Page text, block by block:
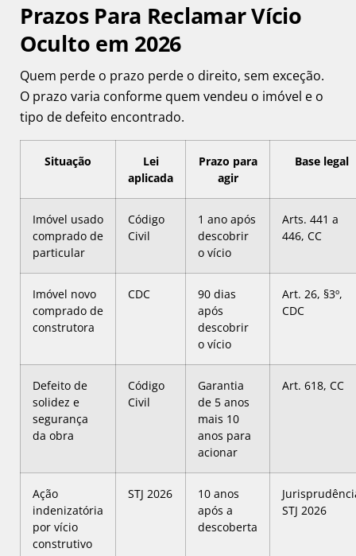
Prazos Para Reclamar Vício
Oculto em 2026
Quem perde o prazo perde o direito, sem exceção.
O prazo varia conforme quem vendeu o imóvel e o
tipo de defeito encontrado.
Situação
Lei
aplicada
Prazo para
agir
Base legal
Imóvel usado
comprado de
particular
Código
Civil
1 ano após
descobrir
o vício
Arts. 441 a
446, CC
Imóvel novo
comprado de
construtora
CDC
90 dias
após
descobrir
o vício
Art. 26, §3º,
CDC
Defeito de
solidez e
segurança
da obra
Código
Civil
Garantia
de 5 anos
mais 10
anos para
acionar
Art. 618, CC
Ação
indenizatória
por vício
construtivo
STJ 2026
10 anos
após a
descoberta
STJ 2026